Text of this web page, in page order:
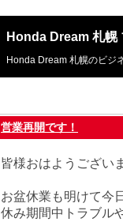
Honda Dream 札幌
Honda Dream 札幌のビジ
営業再開です！
皆様おはようござい
お盆休業も明けて今
休み期間中トラブル